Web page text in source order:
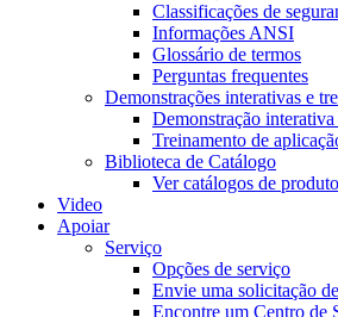
Classificações de
Informações ANSI
Glossário de termos
Perguntas frequentes
Demonstrações interativas e
Demonstração
Treinamento de
Biblioteca de Catálogo
Ver catálogos de
Video
Apoiar
Serviço
Opções de serviço
Envie uma solicitação
Encontre um Centro de